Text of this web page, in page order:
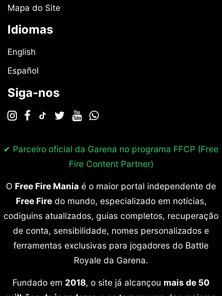
Mapa do Site
Idiomas
English
Español
Siga-nos
✔ Parceiro oficial da Garena no programa FFCP (Free
Fire Content Partner)
O Free Fire Mania é o maior portal independente de
Free Firedo mundo, especializado em notícias,
codiguins atualizados, guias completos, recuperação
de conta, sensibilidade, nomes personalizados e
ferramentas exclusivas para jogadores do Battle
Royale da Garena.
Fundado em 2018, o site já alcançou mais de 50